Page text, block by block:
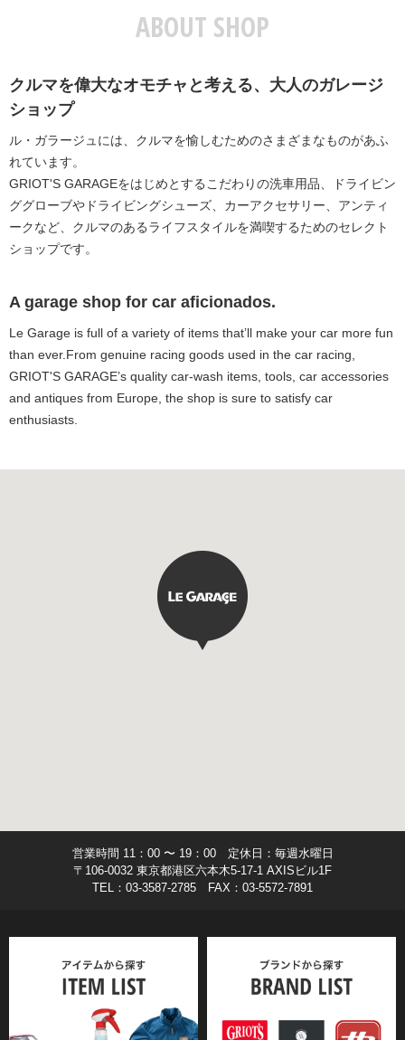
ABOUT SHOP
クルマを偉大なオモチャと考える、大人のガレージ
ショップ
ル・ガラージュには、クルマを愉しむためのさまざまなものがあふ
れています。
GRIOT'S GARAGEをはじめとするこだわりの洗車用品、ドライビン
ググローブやドライビングシューズ、カーアクセサリー、アンティ
ークなど、クルマのあるライフスタイルを満喫するためのセレクト
ショップです。
A garage shop for car aficionados.
Le Garage is full of a variety of items that’ll make your car more fun
than ever.From genuine racing goods used in the car racing,
GRIOT'S GARAGE’s quality car-wash items, tools, car accessories
and antiques from Europe, the shop is sure to satisfy car
enthusiasts.
営業時間 11：00 〜 19：00 定休日：毎週水曜日
〒106-0032 東京都港区六本木5-17-1 AXISビル1F
TEL：03-3587-2785 FAX：03-5572-7891